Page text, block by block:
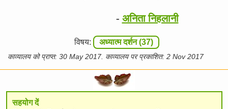
- अनिता निहलानी
विषय: अध्यात्म दर्शन (37)
काव्यालय को प्राप्त: 30 May 2017. काव्यालय पर प्रकाशित: 2 Nov 2017
सहयोग दें